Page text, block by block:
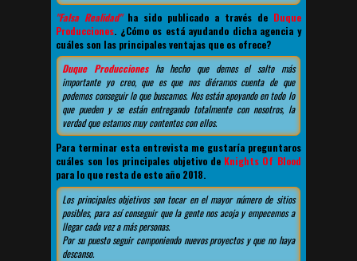
"Falsa Realidad"ha sido publicado a través de Duque
Producciones. ¿Cómo os está ayudando dicha agencia y
cuáles son las principales ventajas que os ofrece?
Duque Produccionesha hecho que demos el salto más
importante yo creo, que es que nos diéramos cuenta de que
podemos conseguir lo que buscamos. Nos están apoyando en todo lo
que pueden y se están entregando totalmente con nosotros, la
verdad que estamos muy contentos con ellos.
Para terminar esta entrevista me gustaría preguntaros
cuáles son los principales objetivo de Knights Of Blood
para lo que resta de este año 2018.
Los principales objetivos son tocar en el mayor número de sitios
posibles, para así conseguir que la gente nos acoja y empecemos a
llegar cada vez a más personas.
Por su puesto seguir componiendo nuevos proyectos y que no haya
descanso.